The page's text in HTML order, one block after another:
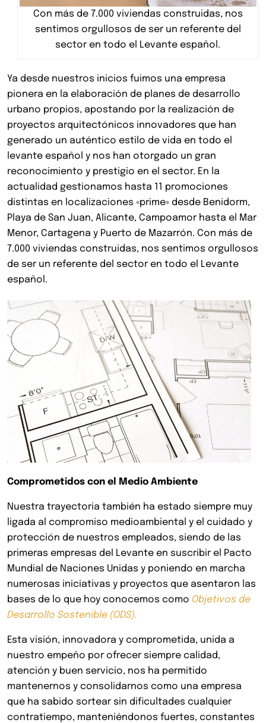
Con más de 7.000 viviendas construidas, nos
sentimos orgullosos de ser un referente del
sector en todo el Levante español.
Ya desde nuestros inicios fuimos una empresa
pionera en la elaboración de planes de desarrollo
urbano propios, apostando por la realización de
proyectos arquitectónicos innovadores que han
generado un auténtico estilo de vida en todo el
levante español y nos han otorgado un gran
reconocimiento y prestigio en el sector. En la
actualidad gestionamos hasta 11 promociones
distintas en localizaciones «prime» desde Benidorm,
Playa de San Juan, Alicante, Campoamor hasta el Mar
Menor, Cartagena y Puerto de Mazarrón. Con más de
7.000 viviendas construidas, nos sentimos orgullosos
de ser un referente del sector en todo el Levante
español.
Comprometidos con el Medio Ambiente
Nuestra trayectoria también ha estado siempre muy
ligada al compromiso medioambiental y el cuidado y
protección de nuestros empleados, siendo de las
primeras empresas del Levante en suscribir el Pacto
Mundial de Naciones Unidas y poniendo en marcha
numerosas iniciativas y proyectos que asentaron las
bases de lo que hoy conocemos como Objetivos de
Desarrollo Sostenible (ODS).
Esta visión, innovadora y comprometida, unida a
nuestro empeño por ofrecer siempre calidad,
atención y buen servicio, nos ha permitido
mantenernos y consolidarnos como una empresa
que ha sabido sortear sin dificultades cualquier
contratiempo, manteniéndonos fuertes, constantes